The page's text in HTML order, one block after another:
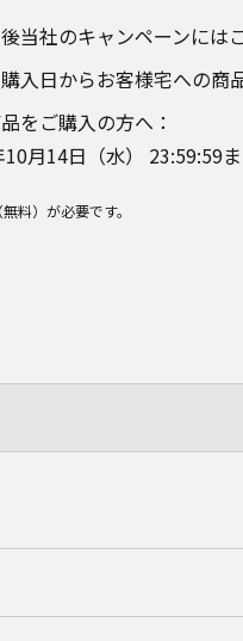
当社のキャンペーンには
入日からお客様宅への商
をご購入の方へ：
月14日（水） 23:59:59
料）が必要です。